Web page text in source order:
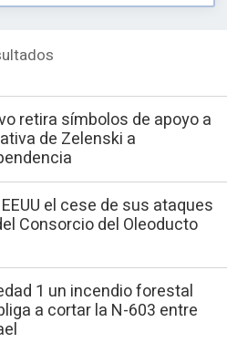
retira símbolos de apoyo a
de Zelenski a
el cese de sus ataques
Consorcio del Oleoducto
1 un incendio forestal
a cortar la N-603 entre